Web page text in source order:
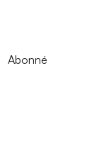
Abonné